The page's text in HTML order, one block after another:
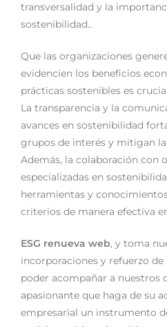
transversalidad y la
sostenibilidad..
Que las organizaciones
evidencien los beneficios
prácticas sostenibles es
La transparencia y la
avances en sostenibilidad
grupos de interés y mitigan
Además, la colaboración con
especializadas en
herramientas y
criterios de manera efectiva
ESG renueva web, y toma
incorporaciones y refuerzo
poder acompañar a nuestros
apasionante que haga de su
empresarial un instrumento